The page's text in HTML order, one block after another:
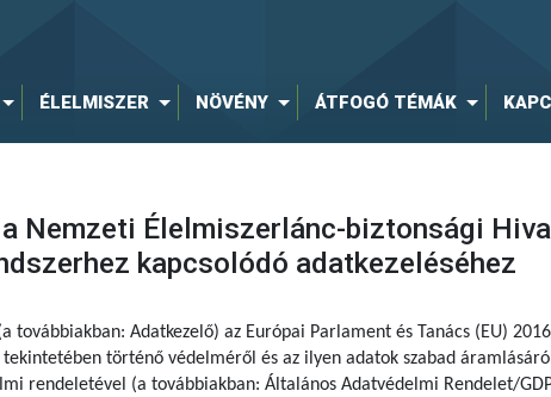
ÉLELMISZER NÖVÉNY ÁTFOGÓ TÉMÁK
Nemzeti Élelmiszerlánc-biztonsági
kapcsolódó adatkezeléséhez
továbbiakban: Adatkezelő) az Európai Parlament és Tanács (EU)
tekintetében történő védelméről és az ilyen adatok szabad
rendeletével (a továbbiakban: Általános Adatvédelmi Rendelet/